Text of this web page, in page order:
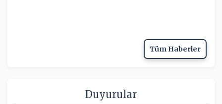
Tüm Haberler
Duyurular